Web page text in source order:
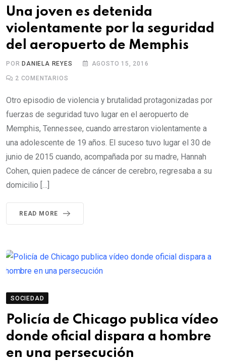
Una joven es detenida
violentamente por la seguridad
del aeropuerto de Memphis
POR DANIELA REYES AGOSTO 15, 2016
2 COMENTARIOS
Otro episodio de violencia y brutalidad protagonizadas por
fuerzas de seguridad tuvo lugar en el aeropuerto de
Memphis, Tennessee, cuando arrestaron violentamente a
una adolescente de 19 años. El suceso tuvo lugar el 30 de
junio de 2015 cuando, acompañada por su madre, Hannah
Cohen, quien padece de cáncer de cerebro, regresaba a su
domicilio […]
READ MORE
SOCIEDAD
Policía de Chicago publica vídeo
donde oficial dispara a hombre
en una persecución